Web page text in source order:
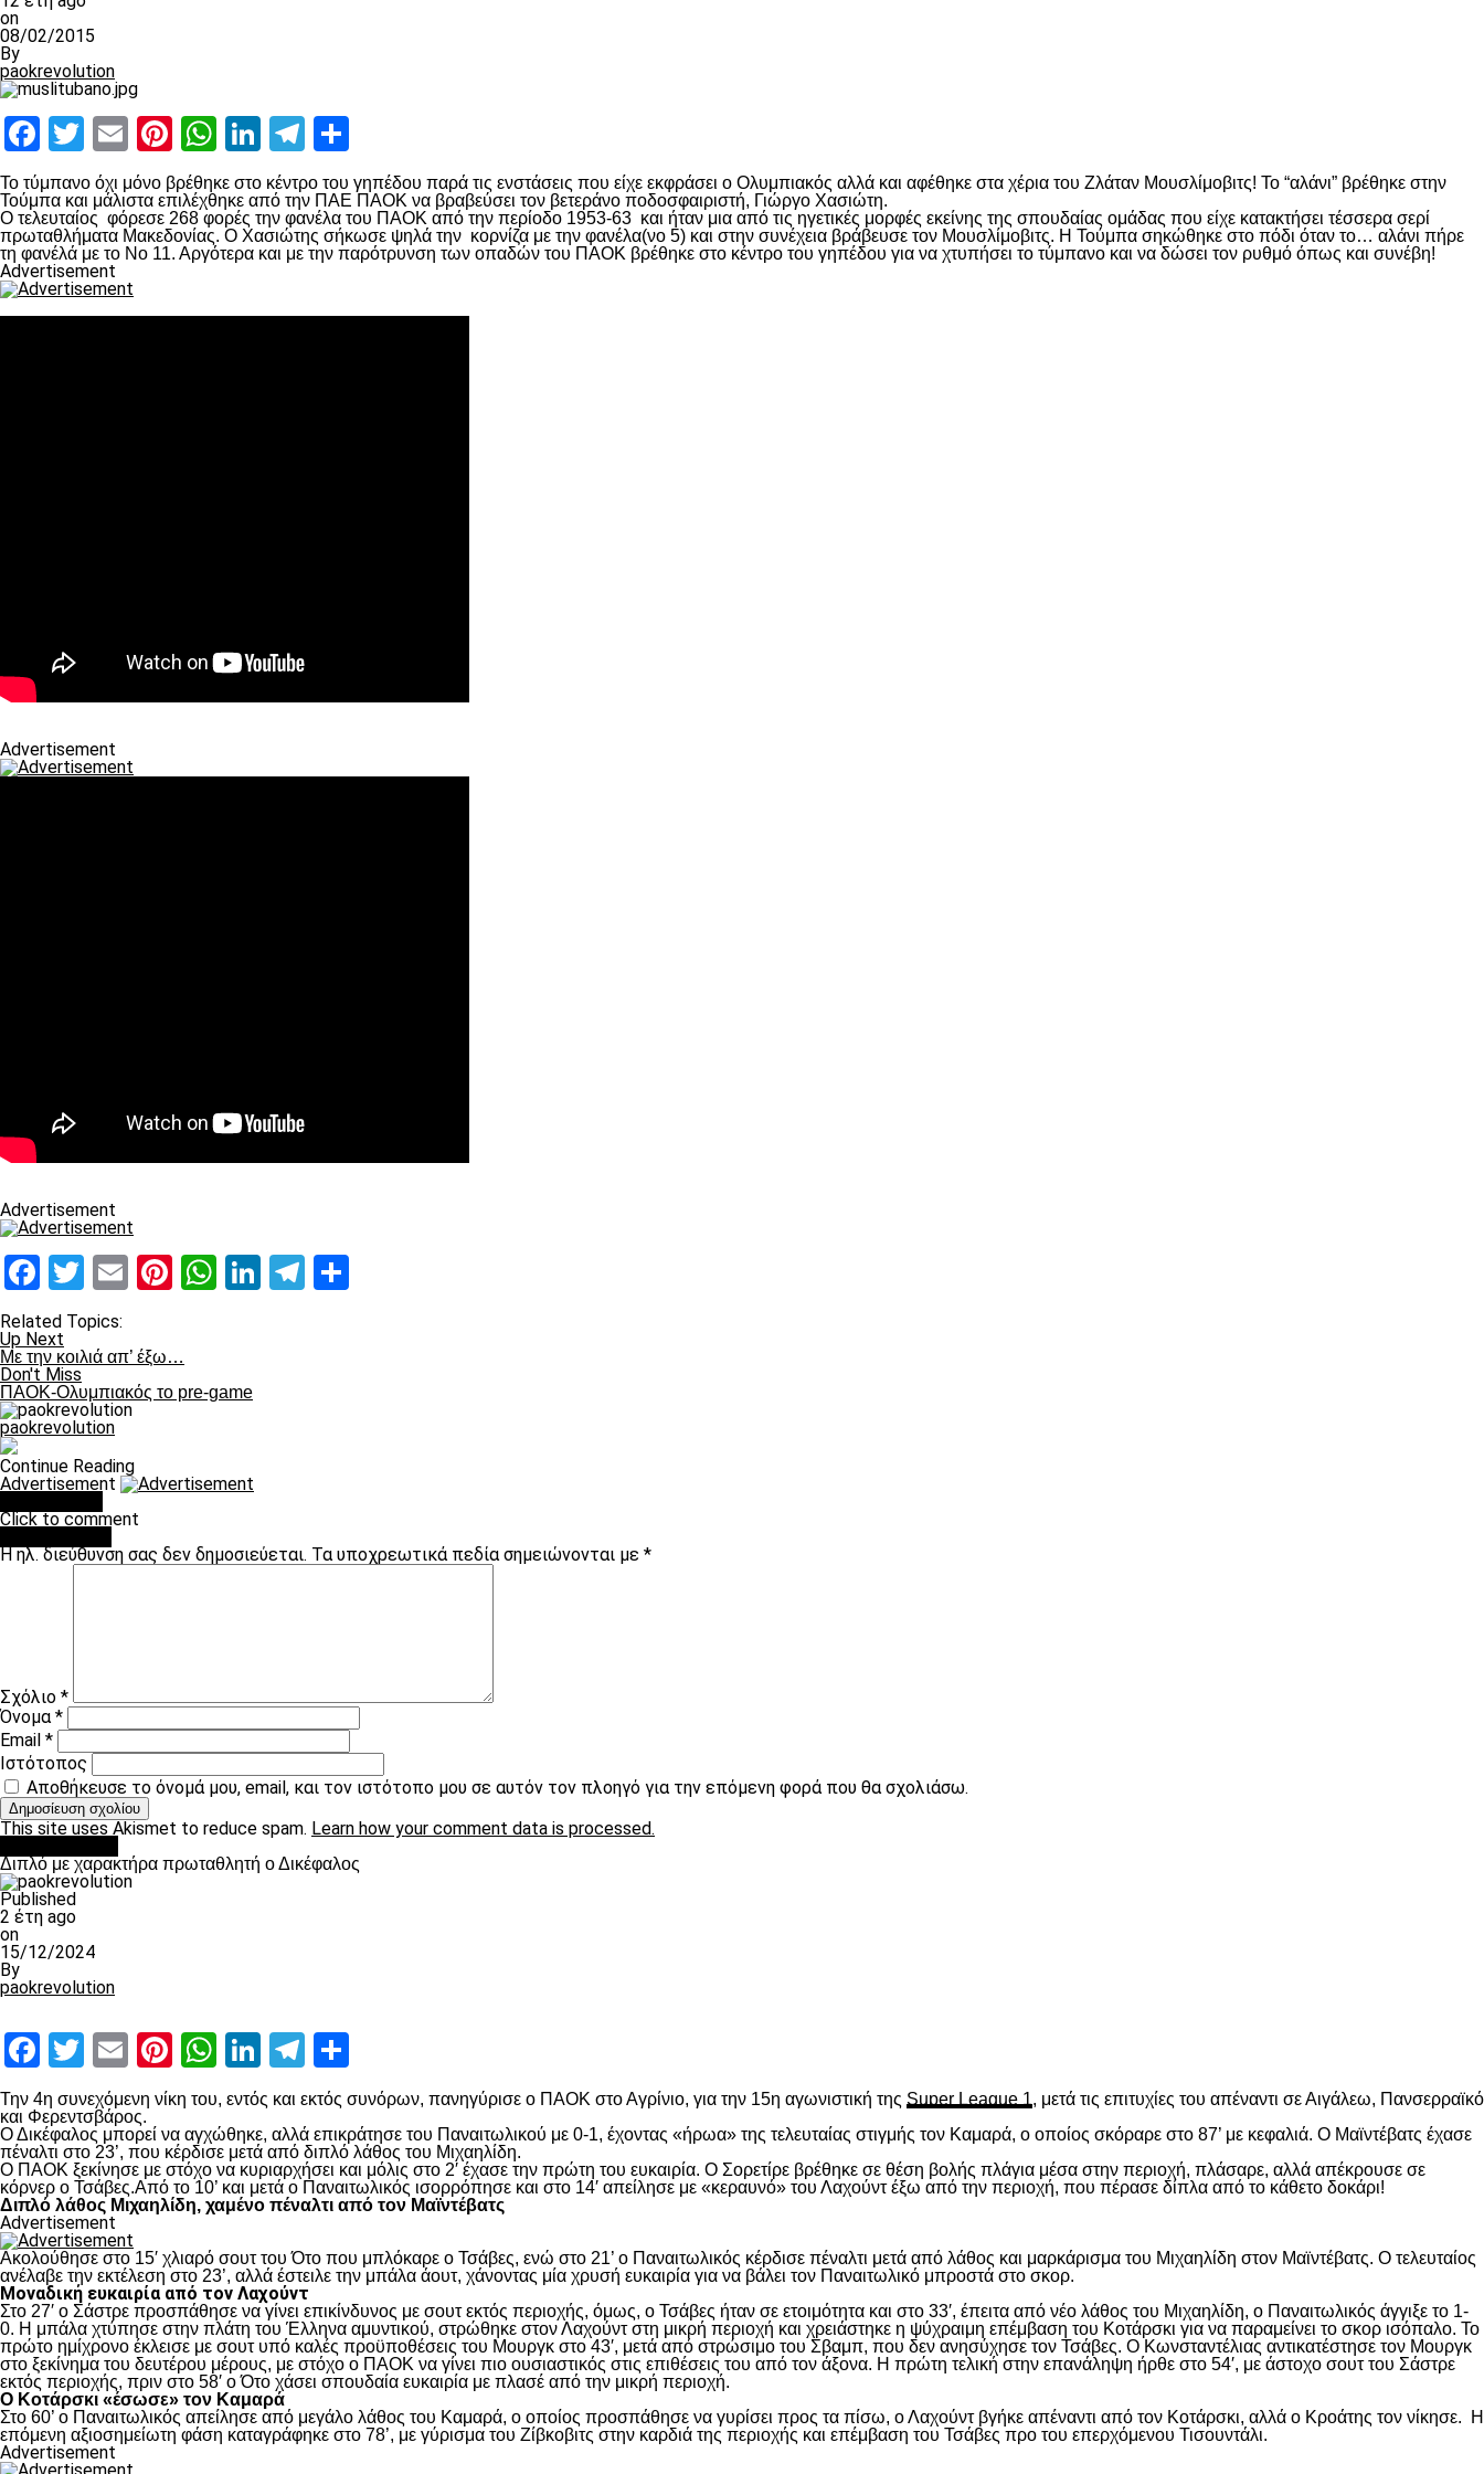
on
08/02/2015
By
paokrevolution
Facebook
Twitter
EmailPinterest
WhatsApp
LinkedIn
Telegram
Το τύμπανο όχι μόνο βρέθηκε στο κέντρο του γηπέδου παρά τις ενστάσεις που είχε εκφράσει ο Ολυμπιακός αλλά και αφέθηκε στα χέρια του Ζλάταν Μουσλίμοβιτς! Το “αλάνι” βρέθηκε στην
Τούμπα και μάλιστα επιλέχθηκε από την ΠΑΕ ΠΑΟΚ να βραβεύσει τον βετεράνο ποδοσφαιριστή, Γιώργο Χασιώτη.
Ο τελευταίος φόρεσε 268 φορές την φανέλα του ΠΑΟΚ από την περίοδο 1953-63 και ήταν μια από τις ηγετικές μορφές εκείνης της σπουδαίας ομάδας που είχε κατακτήσει τέσσερα σερί
πρωταθλήματα Μακεδονίας. Ο Χασιώτης σήκωσε ψηλά την κορνίζα με την φανέλα(νο 5) και στην συνέχεια βράβευσε τον Μουσλίμοβιτς. Η Τούμπα σηκώθηκε στο πόδι όταν το… αλάνι πήρε
τη φανέλά με το Νο 11. Αργότερα και με την παρότρυνση των οπαδών του ΠΑΟΚ βρέθηκε στο κέντρο του γηπέδου για να χτυπήσει το τύμπανο και να δώσει τον ρυθμό όπως και συνέβη!
Advertisement
Advertisement
Advertisement
Facebook
Twitter
EmailPinterest
WhatsApp
LinkedIn
Telegram
Related Topics:
Up Next
Με την κοιλιά απ’ έξω…
Don't Miss
ΠΑΟΚ-Ολυμπιακός το pre-game
paokrevolution
Continue Reading
Advertisement
Click to comment
Η ηλ. διεύθυνση σας δεν δημοσιεύεται. Τα υποχρεωτικά πεδία σημειώνονται με *
Σχόλιο *
Όνομα*
Email *
Ιστότοπος
Αποθήκευσε το όνομά μου, email, και τον ιστότοπο μου σε αυτόν τον πλοηγό για την επόμενη φορά που θα σχολιάσω.
This site uses Akismet to reduce spam. Learn how your comment data is processed.
Διπλό με χαρακτήρα πρωταθλητή ο Δικέφαλος
Published
2 έτη ago
on
15/12/2024
By
paokrevolution
Facebook
Twitter
EmailPinterest
WhatsApp
LinkedIn
Telegram
Την 4η συνεχόμενη νίκη του, εντός και εκτός συνόρων, πανηγύρισε ο ΠΑΟΚ στο Αγρίνιο, για την 15η αγωνιστική της Super League 1, μετά τις επιτυχίες του απέναντι σε Αιγάλεω, Πανσερραϊκό
και Φερεντσβάρος.
Ο Δικέφαλος μπορεί να αγχώθηκε, αλλά επικράτησε του Παναιτωλικού με 0-1, έχοντας «ήρωα» της τελευταίας στιγμής τον Καμαρά, ο οποίος σκόραρε στο 87’ με κεφαλιά. Ο Μαϊντέβατς έχασε
πέναλτι στο 23’, που κέρδισε μετά από διπλό λάθος του Μιχαηλίδη.
Ο ΠΑΟΚ ξεκίνησε με στόχο να κυριαρχήσει και μόλις στο 2′ έχασε την πρώτη του ευκαιρία. Ο Σορετίρε βρέθηκε σε θέση βολής πλάγια μέσα στην περιοχή, πλάσαρε, αλλά απέκρουσε σε
κόρνερ ο Τσάβες.Από το 10’ και μετά ο Παναιτωλικός ισορρόπησε και στο 14′ απείλησε με «κεραυνό» του Λαχούντ έξω από την περιοχή, που πέρασε δίπλα από το κάθετο δοκάρι!
Διπλό λάθος Μιχαηλίδη, χαμένο πέναλτι από τον Μαϊντέβατς
Advertisement
Ακολούθησε στο 15′ χλιαρό σουτ του Ότο που μπλόκαρε ο Τσάβες, ενώ στο 21’ ο Παναιτωλικός κέρδισε πέναλτι μετά από λάθος και μαρκάρισμα του Μιχαηλίδη στον Μαϊντέβατς. Ο τελευταίος
ανέλαβε την εκτέλεση στο 23’, αλλά έστειλε την μπάλα άουτ, χάνοντας μία χρυσή ευκαιρία για να βάλει τον Παναιτωλικό μπροστά στο σκορ.
Μοναδική ευκαιρία από τον Λαχούντ
Στο 27′ ο Σάστρε προσπάθησε να γίνει επικίνδυνος με σουτ εκτός περιοχής, όμως, ο Τσάβες ήταν σε ετοιμότητα και στο 33′, έπειτα από νέο λάθος του Μιχαηλίδη, ο Παναιτωλικός άγγιξε το 1-
0. Η μπάλα χτύπησε στην πλάτη του Έλληνα αμυντικού, στρώθηκε στον Λαχούντ στη μικρή περιοχή και χρειάστηκε η ψύχραιμη επέμβαση του Κοτάρσκι για να παραμείνει το σκορ ισόπαλο. Το
πρώτο ημίχρονο έκλεισε με σουτ υπό καλές προϋποθέσεις του Μουργκ στο 43′, μετά από στρώσιμο του Σβαμπ, που δεν ανησύχησε τον Τσάβες. Ο Κωνσταντέλιας αντικατέστησε τον Μουργκ
στο ξεκίνημα του δευτέρου μέρους, με στόχο ο ΠΑΟΚ να γίνει πιο ουσιαστικός στις επιθέσεις του από τον άξονα. Η πρώτη τελική στην επανάληψη ήρθε στο 54′, με άστοχο σουτ του Σάστρε
εκτός περιοχής, πριν στο 58′ ο Ότο χάσει σπουδαία ευκαιρία με πλασέ από την μικρή περιοχή.
Ο Κοτάρσκι «έσωσε» τον Καμαρά
Στο 60’ ο Παναιτωλικός απείλησε από μεγάλο λάθος του Καμαρά, ο οποίος προσπάθησε να γυρίσει προς τα πίσω, ο Λαχούντ βγήκε απέναντι από τον Κοτάρσκι, αλλά ο Κροάτης τον νίκησε. Η
επόμενη αξιοσημείωτη φάση καταγράφηκε στο 78’, με γύρισμα του Ζίβκοβιτς στην καρδιά της περιοχής και επέμβαση του Τσάβες προ του επερχόμενου Τισουντάλι.
Advertisement